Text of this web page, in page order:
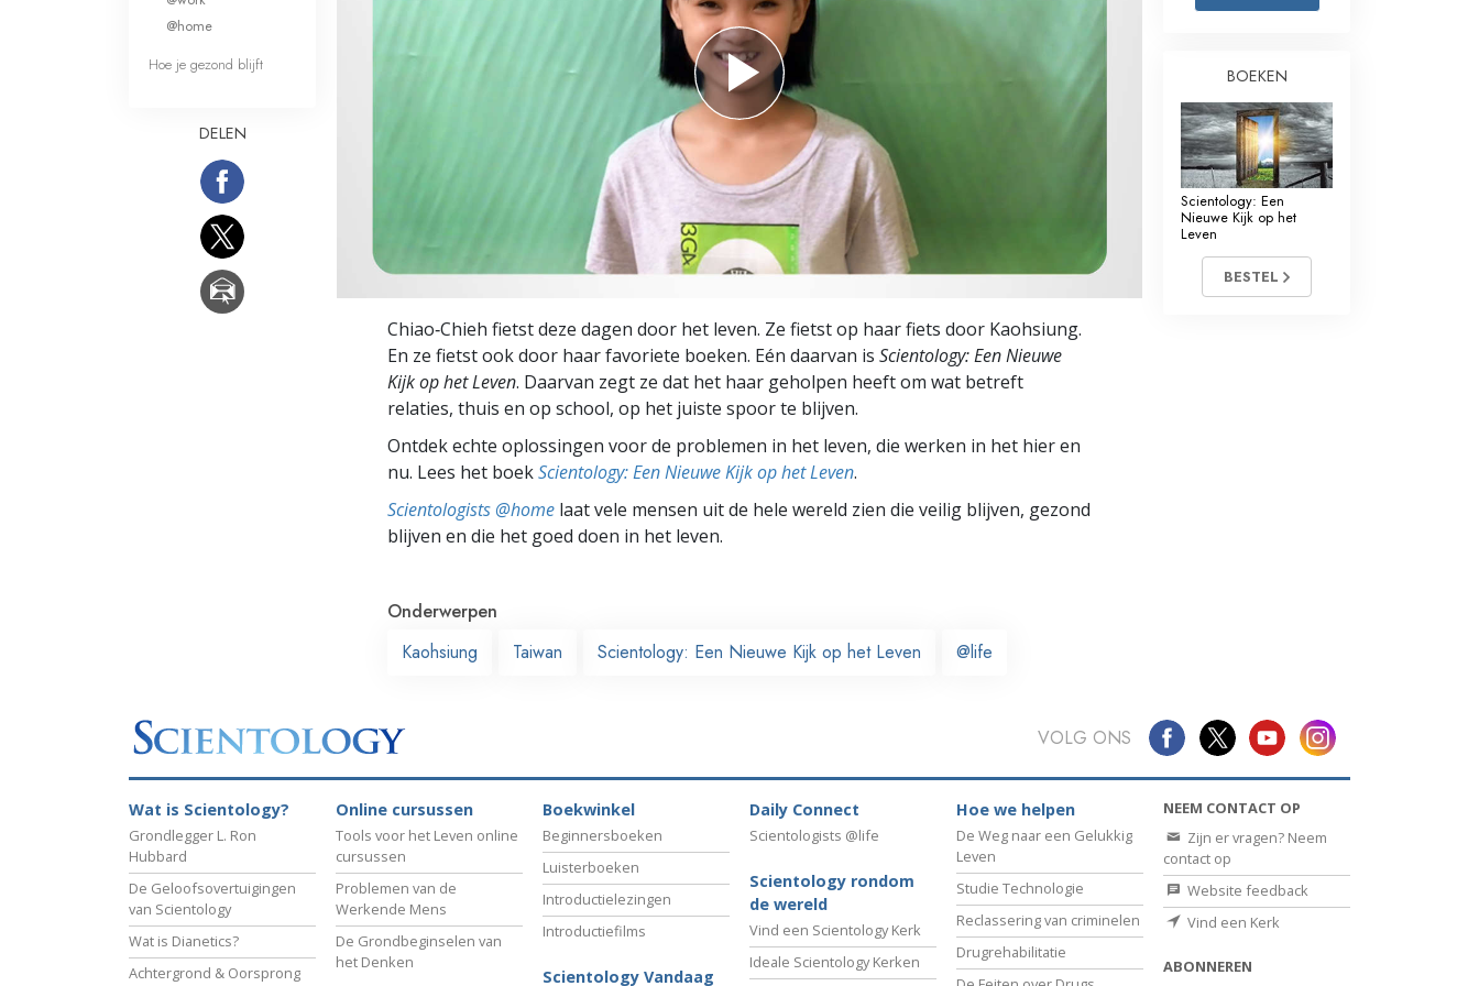
Wat is Grootheid?
Kinderen
Hulpmiddelen bij het Dagelijks Werk
Ethiek en de Condities
De Oorzaak van Onderdrukking
Feitenonderzoek
De Grondbeginselen van Organiseren
Chiao‑Chieh fietst deze dagen door het leven. Ze fietst op haar fiets door Kaohsiung.
En ze fietst ook door haar favoriete boeken. Eén daarvan is Scientology: Een Nieuwe
Kijk op het Leven. Daarvan zegt ze dat het haar geholpen heeft om wat betreft
relaties, thuis en op school, op het juiste spoor te blijven.
Ontdek echte oplossingen voor de problemen in het leven, die werken in het hier en
nu. Lees het boekScientology: Een Nieuwe Kijk op het Leven.
Scientologists @home laat vele mensen uit de hele wereld zien die veilig blijven, gezond
blijven en die het goed doen in het leven.
Onderwerpen
Kaohsiung
Taiwan Scientology: Een Nieuwe Kijk op het Leven @life
@home
Hoe je gezond blijft
DELEN
BOEKEN
Scientology: Een
Nieuwe Kijk op het
Leven
BESTEL
VOLG ONS
Wat is Scientology?
Grondlegger L. Ron
Hubbard
De Geloofsovertuigingen
van Scientology
Wat is Dianetics?
Achtergrond & Oorsprong
Online cursussen
Tools voor het Leven online
cursussen
Problemen van de
Werkende Mens
De Grondbeginselen van
het Denken
Boekwinkel
Beginnersboeken
Luisterboeken
Introductielezingen
Introductiefilms
Scientology Vandaag
Daily Connect
Scientologists @life
Scientology rondom
de wereld
Vind een Scientology Kerk
Ideale Scientology Kerken
Hoe we helpen
De Weg naar een Gelukkig
Leven
Studie Technologie
Reclassering van criminelen
Drugrehabilitatie
NEEM CONTACT OP
Zijn er vragen? Neem
contact op
Website feedback
Vind een Kerk
ABONNEREN